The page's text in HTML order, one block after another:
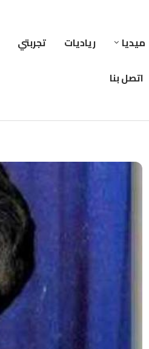
ميديا رياديات تجربتي
اتصل بنا